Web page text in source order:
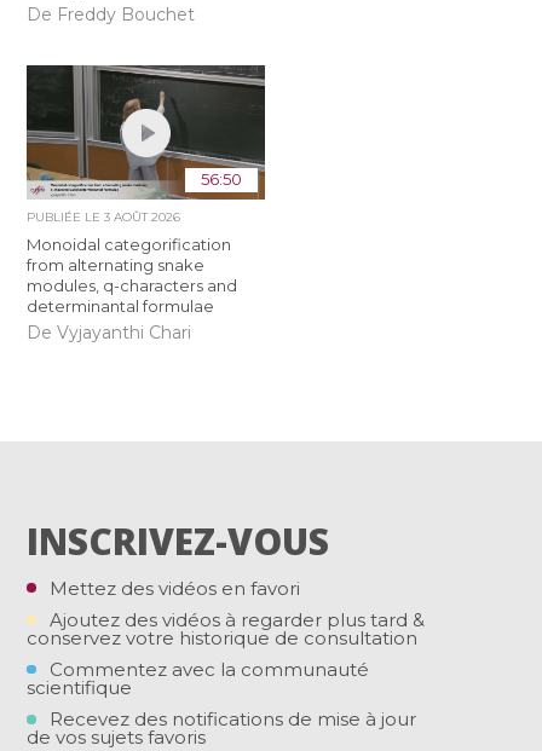
De Freddy Bouchet
56:50
PUBLIÉE LE3 AOÛT 2026
Monoidal categorification
from alternating snake
modules, q-characters and
determinantal formulae
De Vyjayanthi Chari
INSCRIVEZ-VOUS
Mettez des vidéos en favori
Ajoutez des vidéos à regarder plus tard &
conservez votre historique de consultation
Commentez avec la communauté
scientifique
Recevez des notifications de mise à jour
de vos sujets favoris